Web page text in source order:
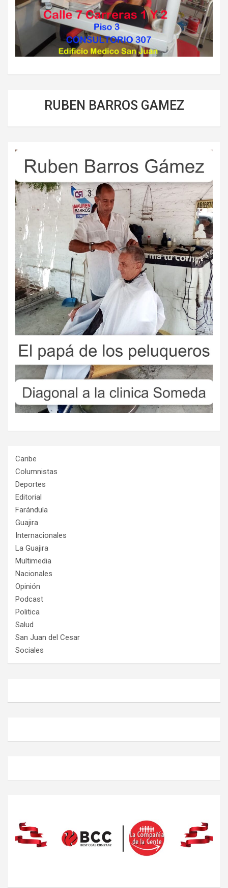
RUBEN BARROS GAMEZ
Caribe
Columnistas
Deportes
Editorial
Farándula
Guajira
Internacionales
La Guajira
Multimedia
Nacionales
Opinión
Podcast
Politica
Salud
San Juan del Cesar
Sociales